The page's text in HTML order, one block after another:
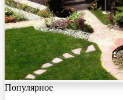
Популярное